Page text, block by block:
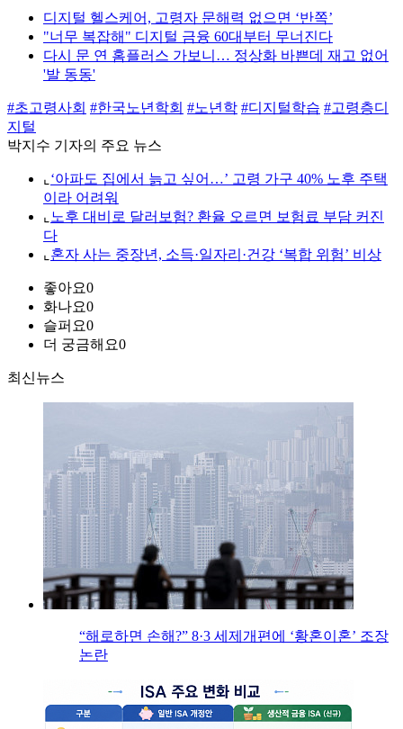
디지털 헬스케어, 고령자 문해력 없으면 ‘반쪽’
"너무 복잡해" 디지털 금융 60대부터 무너진다
다시 문 연 홈플러스 가보니… 정상화 바쁜데 재고 없어
'발 동동'
#초고령사회 #한국노년학회 #노년학 #디지털학습 #고령층디
지털
박지수 기자의 주요 뉴스
⌞ ‘아파도 집에서 늙고 싶어…’ 고령 가구 40% 노후 주택
이라 어려워
⌞ 노후 대비로 달러보험? 환율 오르면 보험료 부담 커진
다
⌞ 혼자 사는 중장년, 소득·일자리·건강 ‘복합 위험’ 비상
좋아요0
화나요0
슬퍼요0
더 궁금해요0
최신뉴스
“해로하면 손해?” 8·3 세제개편에 ‘황혼이혼’ 조장
논란